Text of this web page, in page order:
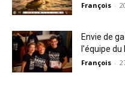
François -
Envie de
l’équipe
François -